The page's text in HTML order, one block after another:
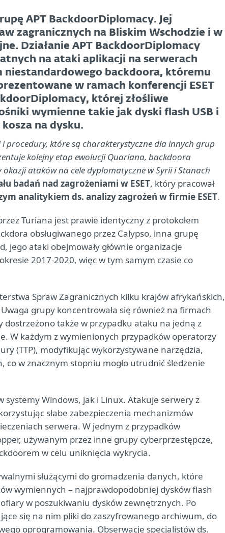
APT BackdoorDiplomacy. Jej
zagranicznych na Bliskim Wschodzie i w
Działanie APT BackdoorDiplomacy
na ataki aplikacji na serwerach
backdoora, któremu
w ramach konferencji ESET
której złośliwe
wymienne takie jak dyski flash USB i
na dysku.
procedury, które są charakterystyczne dla innych grup
kolejny etap ewolucji Quariana, backdoora
ataków na cele dyplomatyczne w Syrii i Stanach
badań nad zagrożeniami w ESET, który pracował
analitykiem ds. analizy zagrożeń w firmie ESET.
Turiana jest prawie identyczny z protokołem
obsługiwanego przez Calypso, inna grupę
jego ataki obejmowały głównie organizacje
2017-2020, więc w tym samym czasie co
Spraw Zagranicznych kilku krajów afrykańskich,
grupy koncentrowała się również na firmach
także w przypadku ataku na jedną z
W każdym z wymienionych przypadków operatorzy
(TTP), modyfikując wykorzystywane narzędzia,
w znacznym stopniu mogło utrudnić śledzenie
Windows, jak i Linux. Atakuje serwery z
słabe zabezpieczenia mechanizmów
serwera. W jednym z przypadków
używanym przez inne grupy cyberprzestępcze,
w celu uniknięcia wykrycia.
służącymi do gromadzenia danych, które
wymiennych – najprawdopodobniej dysków flash
w poszukiwaniu dysków zewnętrznych. Po
się na nim pliki do zaszyfrowanego archiwum, do
oprogramowania. Obserwacje specjalistów ds.